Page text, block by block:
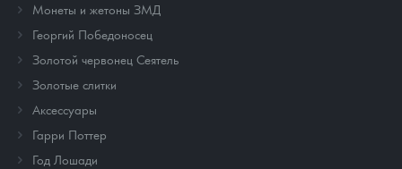
Монеты и жетоны ЗМД
Георгий Победоносец
Золотой червонец Сеятель
Золотые слитки
Аксессуары
Гарри Поттер
Год Лошади